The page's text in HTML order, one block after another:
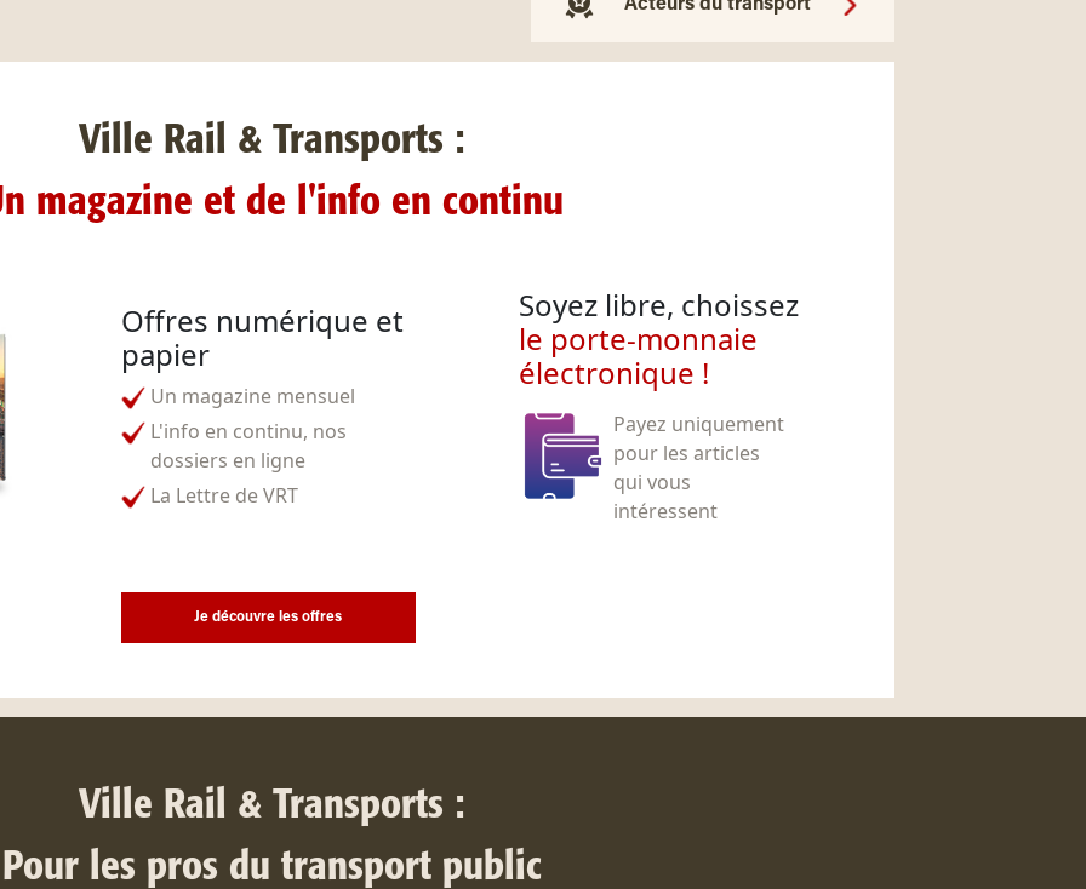
Acteurs du transport
Ville Rail & Transports :
magazine et de l'info en continu
Offres numérique et
papier
Un magazine mensuel
L'info en continu, nos
dossiers en ligne
La Lettre de VRT
Soyez libre, choissez
le porte-monnaie
électronique !
Payez uniquement
pour les articles
qui vous
intéressent
Je découvre les offres
Ville Rail & Transports :
Pour les pros du transport public